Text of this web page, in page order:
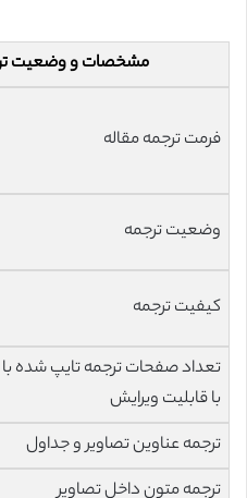
مشخصات و وضعیت
فرمت ترجمه مقاله
وضعیت ترجمه
کیفیت ترجمه
تعداد صفحات ترجمه تایپ شده
با قابلیت ویرایش
ترجمه عناوین تصاویر و جداول
ترجمه متون داخل تصاویر